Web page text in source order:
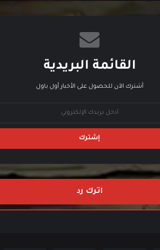
القائمة البريدية
أشترك الآن للحصول على الأخبار أول باول
اترك رد